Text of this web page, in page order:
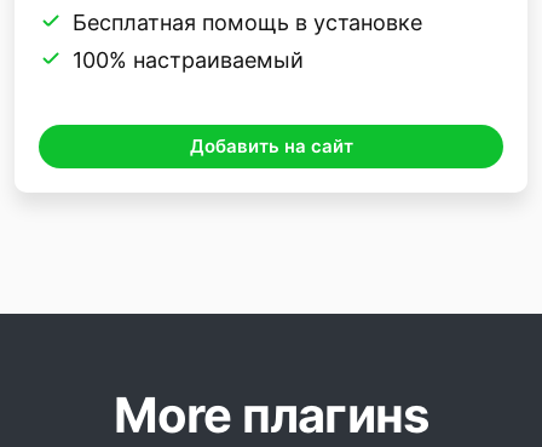
Бесплатная помощь в установке
100% настраиваемый
Добавить на сайт
More плагинs